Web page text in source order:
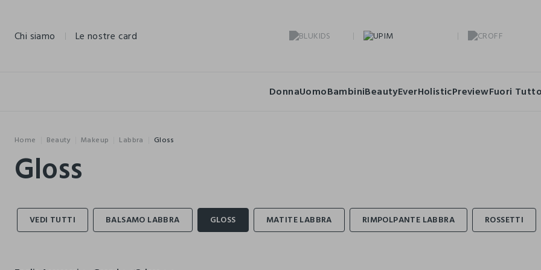
Chi siamo Le nostre card
DonnaUomoBambiniBeautyEverHolisticPreviewFuori Tutto
Home Beauty Makeup Labbra Gloss
Gloss